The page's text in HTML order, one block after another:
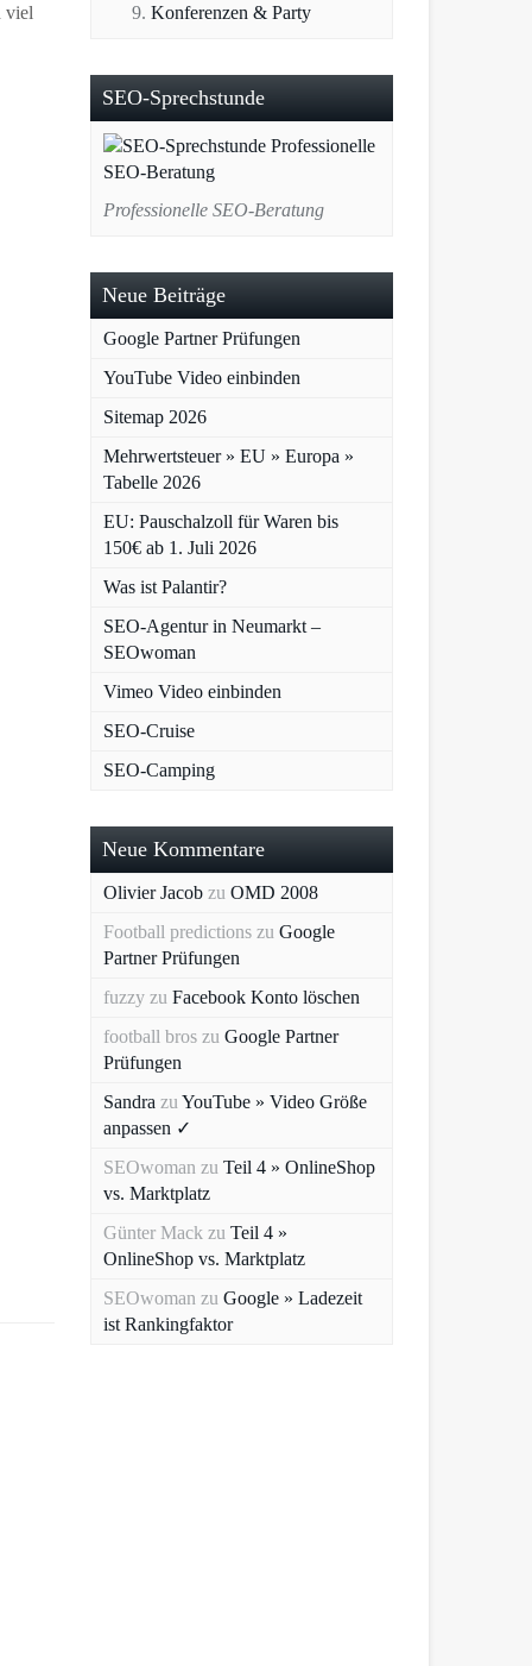
viel Konferenzen & Party
SEO-Sprechstunde
Professionelle SEO-Beratung
Neue Beiträge
Google Partner Prüfungen
YouTube Video einbinden
Sitemap 2026
Mehrwertsteuer » EU » Europa »
Tabelle 2026
EU: Pauschalzoll für Waren bis
150€ ab 1. Juli 2026
Was ist Palantir?
SEO-Agentur in Neumarkt –
SEOwoman
Vimeo Video einbinden
SEO-Cruise
SEO-Camping
Neue Kommentare
Olivier Jacob zu OMD 2008
Football predictions zu Google
Partner Prüfungen
fuzzy zu Facebook Konto löschen
football bros zu Google Partner
Prüfungen
Sandra zu YouTube » Video Größe
anpassen ✓
SEOwoman zu Teil 4 » OnlineShop
vs. Marktplatz
Günter Mack zu Teil 4 »
OnlineShop vs. Marktplatz
SEOwoman zu Google » Ladezeit
ist Rankingfaktor